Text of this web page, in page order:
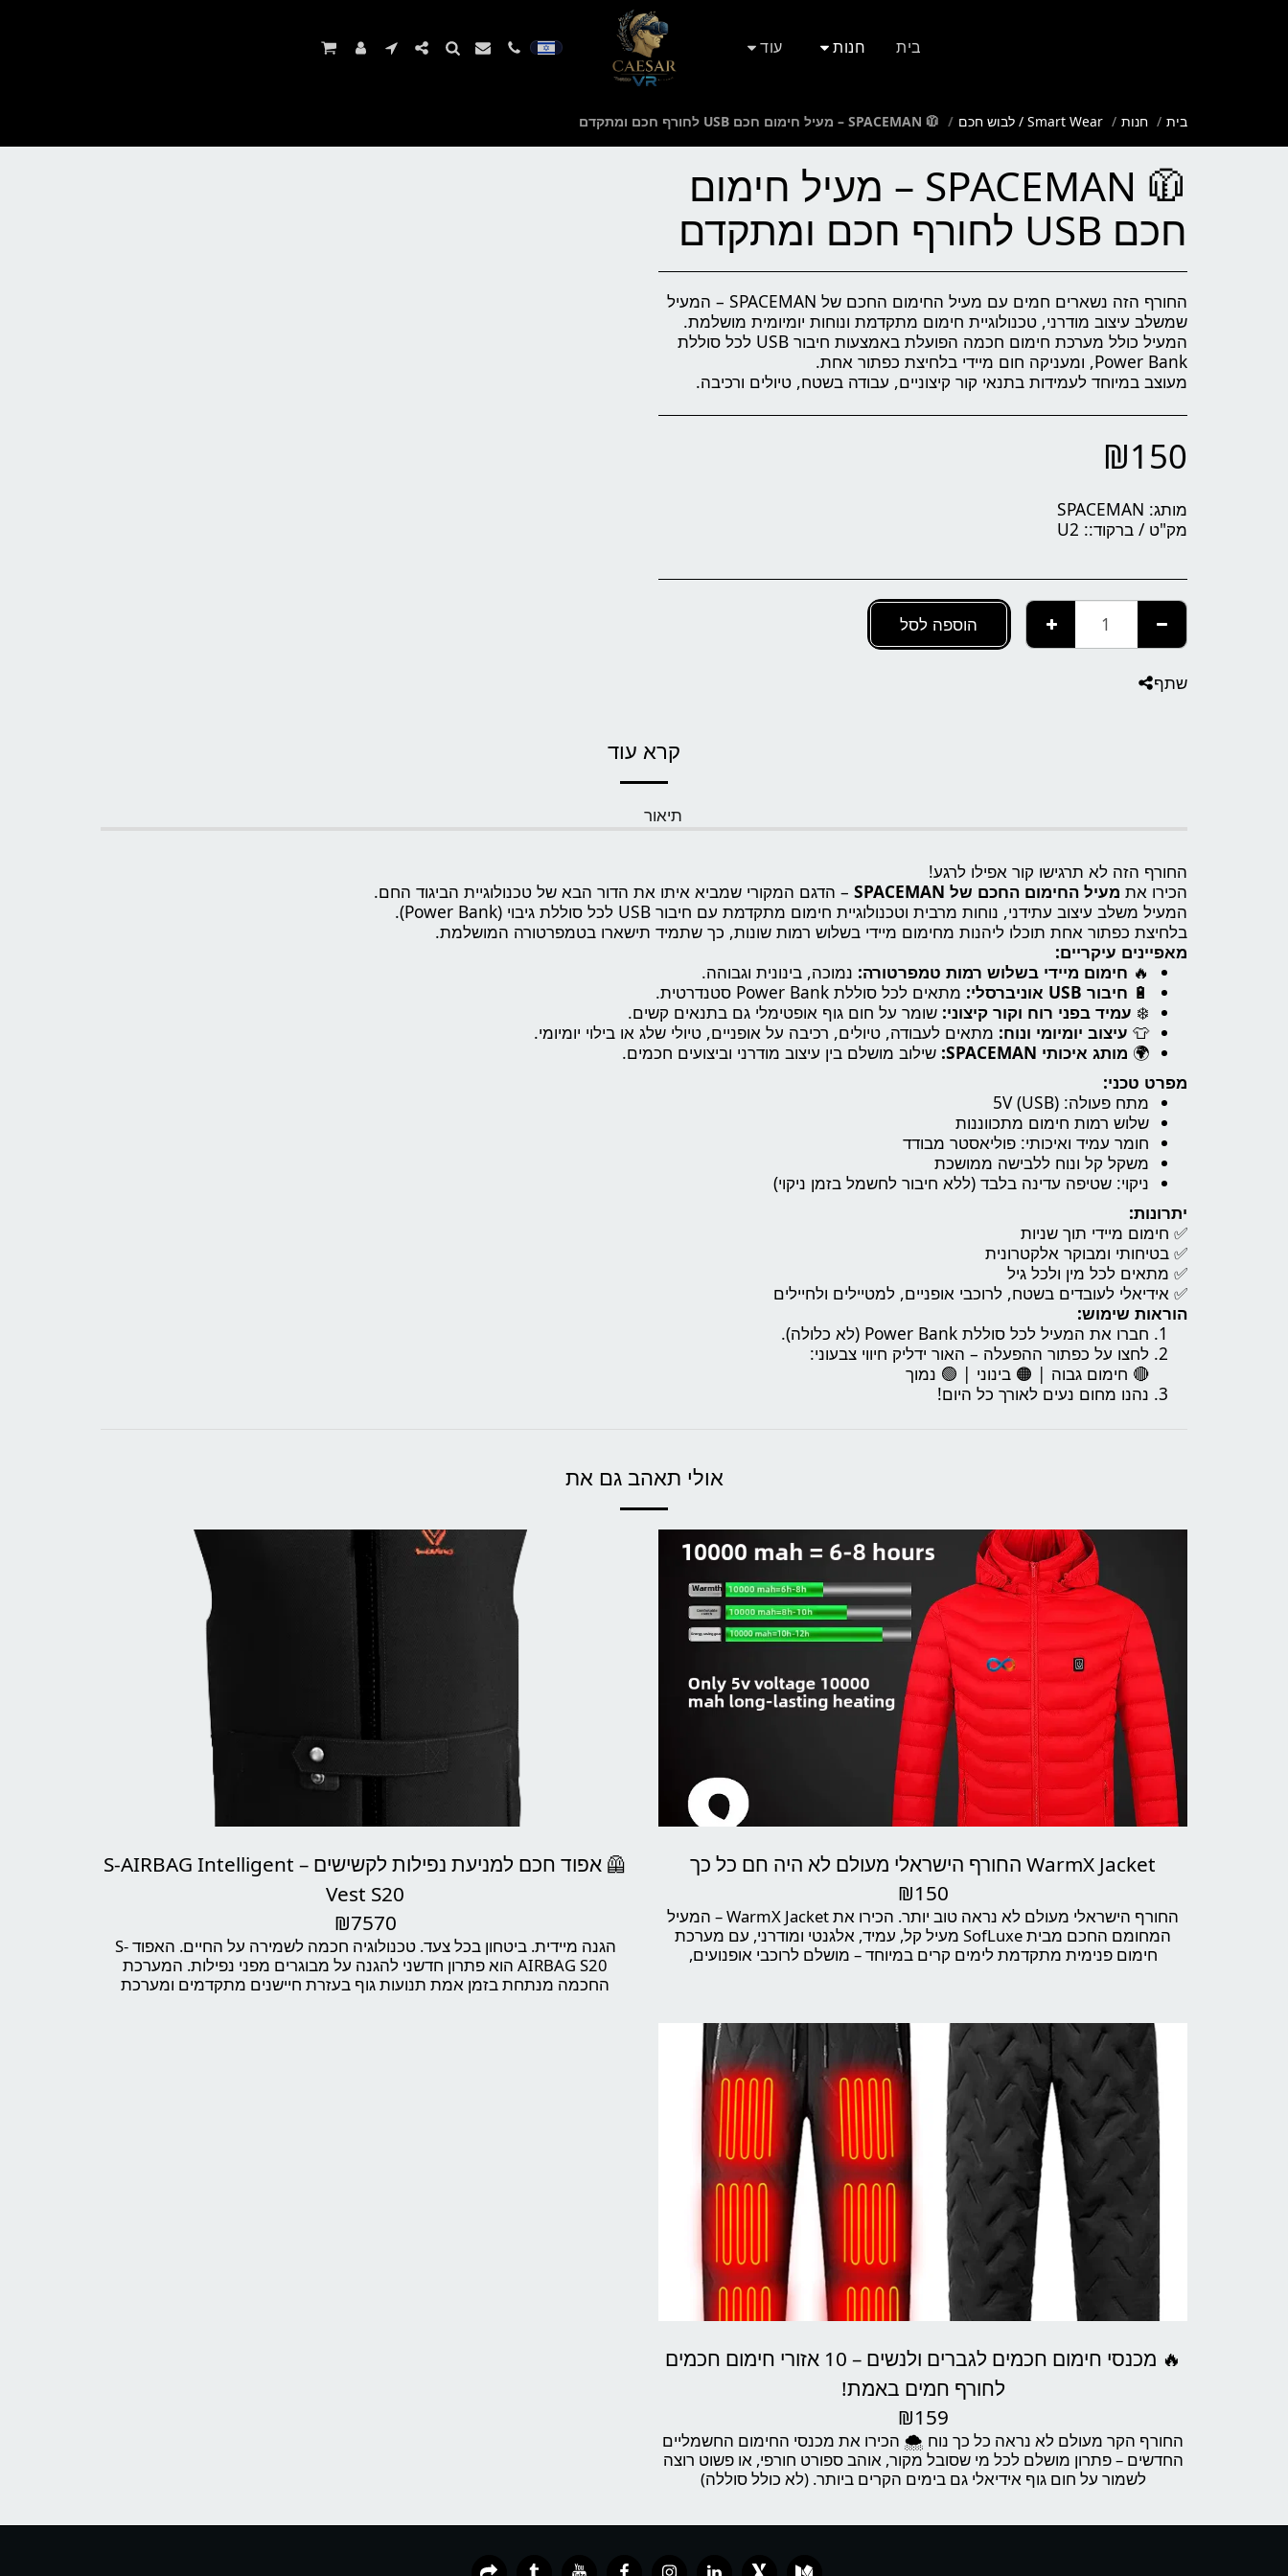
בית חנות עוד
בית חנות Smart Wear / לבוש חכם 🧥 SPACEMAN – מעיל חימום חכם USB לחורף חכם ומתקדם
🧥 SPACEMAN – מעיל חימום
חכם USB לחורף חכם ומתקדם
החורף הזה נשארים חמים עם מעיל החימום החכם של SPACEMAN – המעיל
המעיל כולל מערכת חימום חכמה הפועלת באמצעות חיבור USB לכל סוללת
מעוצב במיוחד לעמידות בתנאי קור קיצוניים, עבודה בשטח, טיולים ורכיבה.
₪150
מותג: SPACEMAN
מק"ט / ברקוד:: U2
הוספה לסל
שתף
קרא עוד
תיאור
החורף הזה לא תרגישו קור אפילו לרגע!
הכירו את מעיל החימום החכם של SPACEMAN
– הדגם המקורי שמביא איתו את הדור הבא של טכנולוגיית הביגוד החם.
המעיל משלב עיצוב עתידני, נוחות מרבית וטכנולוגיית חימום מתקדמת עם חיבור USB לכל סוללת גיבוי (Power Bank).
בלחיצת כפתור אחת תוכלו ליהנות מחימום מיידי בשלוש רמות שונות, כך שתמיד תישארו בטמפרטורה המושלמת.
מאפיינים עיקריים:
🔥 חימום מיידי בשלוש רמות טמפרטורה: נמוכה, בינונית וגבוהה.
🔋 חיבור USB אוניברסלי:
מתאים לכל סוללת Power Bank סטנדרטית.
❄️ עמיד בפני רוח וקור קיצוני: שומר על חום גוף אופטימלי גם בתנאים קשים.
👕 עיצוב יומיומי ונוח: מתאים לעבודה, טיולים, רכיבה על אופניים, טיולי שלג או בילוי יומיומי.
🌍 מותג איכותי SPACEMAN:
שילוב מושלם בין עיצוב מודרני וביצועים חכמים.
מפרט טכני:
מתח פעולה: ‎5V‎ (USB)
שלוש רמות חימום מתכווננות
חומר עמיד ואיכותי: פוליאסטר מבודד
משקל קל ונוח ללבישה ממושכת
ניקוי: שטיפה עדינה בלבד (ללא חיבור לחשמל בזמן ניקוי)
יתרונות:
✅ חימום מיידי תוך שניות
✅ בטיחותי ומבוקר אלקטרונית
✅ מתאים לכל מין ולכל גיל
✅ אידיאלי לעובדים בשטח, לרוכבי אופניים, למטיילים ולחיילים
הוראות שימוש:
חברו את המעיל לכל סוללת Power Bank (לא כלולה).
לחצו על כפתור ההפעלה – האור ידליק חיווי צבעוני:
🔴 חימום גבוה | 🟠 בינוני | 🟢 נמוך
נהנו מחום נעים לאורך כל היום!
אולי תאהב גם את
WarmX Jacket החורף הישראלי מעולם לא היה חם כל כך
₪150
החורף הישראלי מעולם לא נראה טוב יותר. הכירו את WarmX Jacket – המעיל
המחומם החכם מבית SofLuxe מעיל קל, עמיד, אלגנטי ומודרני, עם מערכת
חימום פנימית מתקדמת לימים קרים במיוחד – מושלם לרוכבי אופנועים,
🦺 אפוד חכם למניעת נפילות לקשישים – S-AIRBAG Intelligent
Vest S20
₪7570
הגנה מיידית. ביטחון בכל צעד. טכנולוגיה חכמה לשמירה על החיים. האפוד S-
AIRBAG S20 הוא פתרון חדשני להגנה על מבוגרים מפני נפילות. המערכת
החכמה מנתחת בזמן אמת תנועות גוף בעזרת חיישנים מתקדמים ומערכת
🔥 מכנסי חימום חכמים לגברים ולנשים – 10 אזורי חימום חכמים
לחורף חמים באמת!
₪159
החורף הקר מעולם לא נראה כל כך נוח 🌨️ הכירו את מכנסי החימום החשמליים
החדשים – פתרון מושלם לכל מי שסובל מקור, אוהב ספורט חורפי, או פשוט רוצה
לשמור על חום גוף אידיאלי גם בימים הקרים ביותר. (לא כולל סוללה)